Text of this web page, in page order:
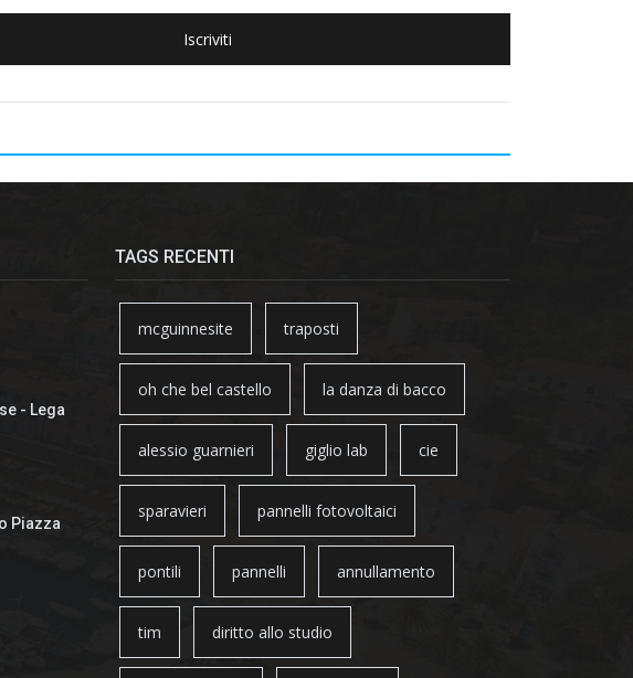
Iscriviti
- Lega
Piazza
TAGS RECENTI
mcguinnesite traposti
oh che bel castello la danza di bacco
alessio guarnieri giglio lab cie
sparavieri pannelli fotovoltaici
pontili pannelli annullamento
tim diritto allo studio